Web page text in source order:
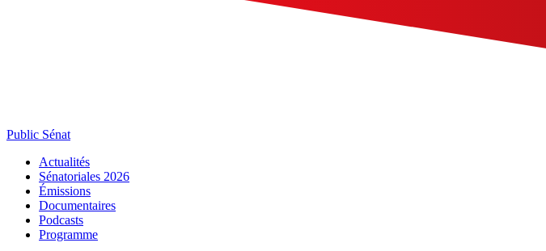
Public Sénat
Actualités
Sénatoriales 2026
Émissions
Documentaires
Podcasts
Programme